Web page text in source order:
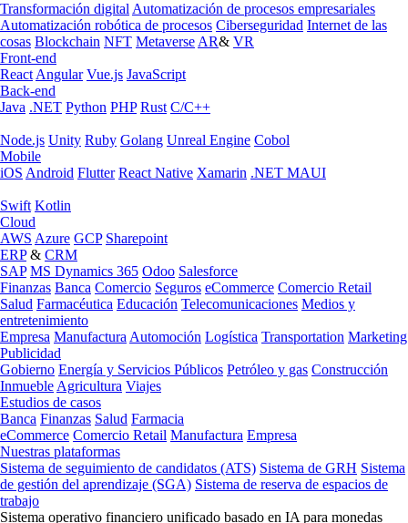
Transformación digital Automatización de procesos empresariales
Automatización robótica de procesos Ciberseguridad Internet de las
cosas Blockchain NFT Metaverse AR& VR
Front-end
React Angular Vue.js JavaScript
Back-end
Java .NET Python PHP Rust C/C++
Node.js Unity Ruby Golang Unreal Engine Cobol
Mobile
iOS Android Flutter React Native Xamarin .NET MAUI
Swift Kotlin
Cloud
AWS Azure GCP Sharepoint
ERP& CRM
SAP MS Dynamics 365 Odoo Salesforce
Finanzas Banca Comercio Seguros eCommerce Comercio Retail
Salud Farmacéutica Educación Telecomunicaciones Medios y
entretenimiento
Empresa Manufactura Automoción Logística Transportation Marketing
Publicidad
Gobierno Energía y Servicios Públicos Petróleo y gas Construcción
Inmueble Agricultura Viajes
Estudios de casos
Banca Finanzas Salud Farmacia
eCommerce Comercio Retail Manufactura Empresa
Nuestras plataformas
Sistema de seguimiento de candidatos (ATS) Sistema de GRH Sistema
de gestión del aprendizaje (SGA) Sistema de reserva de espacios de
trabajo
Sistema operativo financiero unificado basado en IA para monedas